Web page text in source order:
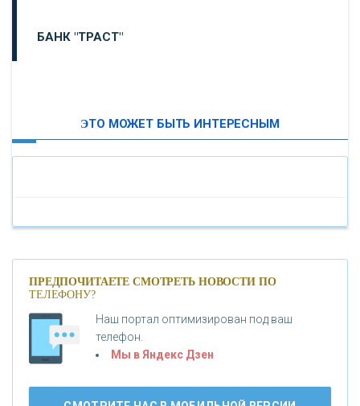
БАНК "ТРАСТ"
«БАНК САНКТ-ПЕТЕРБУРГ»
«ПРОМСВЯЗЬБАНК»
«НОВИКОМБАНК»
ЭТО МОЖЕТ БЫТЬ ИНТЕРЕСНЫМ
ПРЕДПОЧИТАЕТЕ СМОТРЕТЬ НОВОСТИ ПО
ТЕЛЕФОНУ?
Наш портал оптимизирован под ваш
телефон.
Мы в Яндекс Дзен